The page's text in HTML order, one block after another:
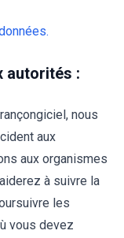
autorités :
nous
aux
aux organismes
à suivre la
les
vous devez